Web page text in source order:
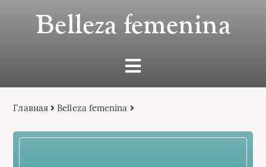
Belleza femenina
Главная Belleza femenina